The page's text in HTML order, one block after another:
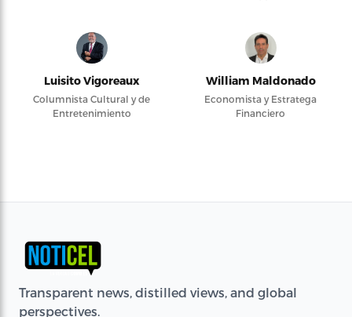
Luisito Vigoreaux
Columnista Cultural y de
Entretenimiento
William Maldonado
Economista y Estratega
Financiero
Transparent news, distilled views, and global
perspectives.